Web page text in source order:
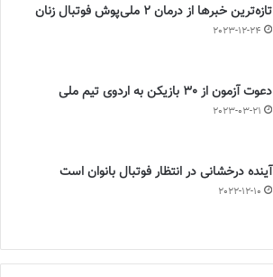
تازه‌ترین خبرها از درمان ۲ ملی‌پوش فوتبال زنان
2023-12-24
دعوت آزمون از 30 بازیکن به اردوی تیم ملی
2023-03-21
آینده درخشانی در انتظار فوتبال بانوان است
2022-12-10